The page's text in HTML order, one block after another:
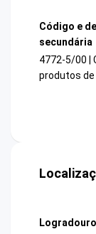
Código e
secundária
4772-5/00 |
produtos de
Logradouro